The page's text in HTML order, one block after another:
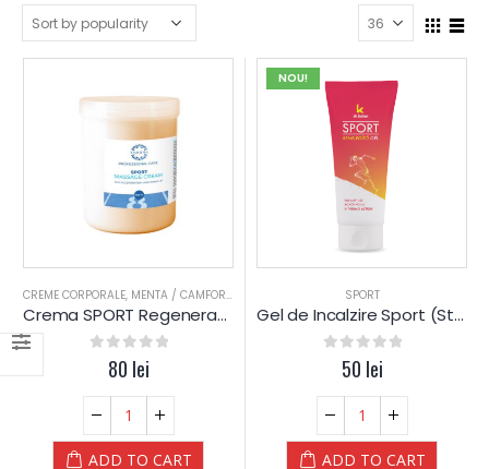
CREME CORPORALE, MENTA / CAMFOR, TRATAMENT CORPORAL
Crema SPORT Regeneranta si Incalzire – Yamuna
out of 5
80 lei
ADD TO CART
NOU!
SPORT
Gel de Incalzire Sport (Start)
out of 5
50 lei
ADD TO CART